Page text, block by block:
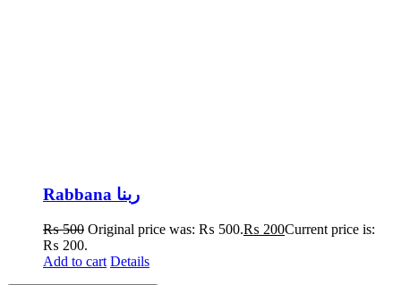
Rabbana ربنا
₨500 Original price was: ₨ 500.₨ 200Current price is:
₨ 200.
Add to cart Details